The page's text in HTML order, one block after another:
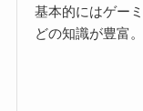
基本的にはゲー
どの知識が豊富